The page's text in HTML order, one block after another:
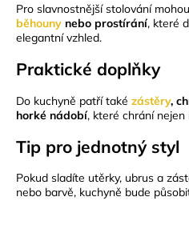
Pro slavnostnější stolování
běhouny nebo prostírání, které
elegantní vzhled.
Praktické doplňky
Do kuchyně patří také zástěry,
horké nádobí, které chrání nejen
Tip pro jednotný styl
Pokud sladíte utěrky, ubrus a
nebo barvě, kuchyně bude